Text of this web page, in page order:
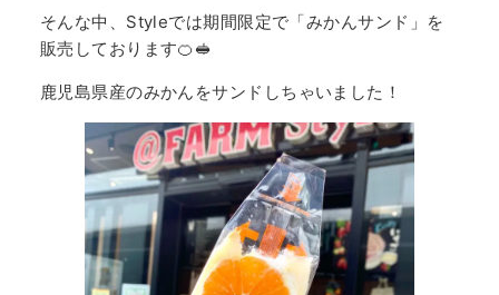
そんな中、Styleでは期間限定で「みかんサンド」を
販売しております🍊🥪
鹿児島県産のみかんをサンドしちゃいました！